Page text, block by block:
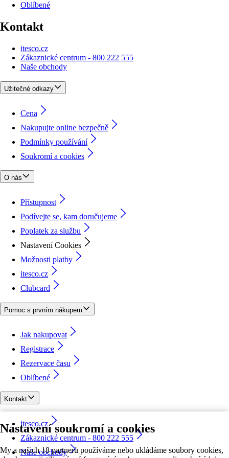
Nastavení soukromí a cookies
My a našich 18 partnerů používáme nebo ukládáme soubory cookies,
Oblíbené
Kontakt
itesco.cz
Zákaznické centrum - 800 222 555
Naše obchody
Užitečné odkazy
Cena
Nakupujte online bezpečně
Podmínky používání
Soukromí a cookies
O nás
Přístupnost
Podívejte se, kam doručujeme
Poplatek za službu
Nastavení Cookies
Možnosti platby
itesco.cz
Clubcard
Pomoc s prvním nákupem
Jak nakupovat
Registrace
Rezervace času
Oblíbené
Kontakt
itesco.cz
Zákaznické centrum - 800 222 555
Naše obchody